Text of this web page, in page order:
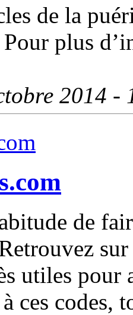
de la
plus
2014 -
de
utiles pour
ces codes,